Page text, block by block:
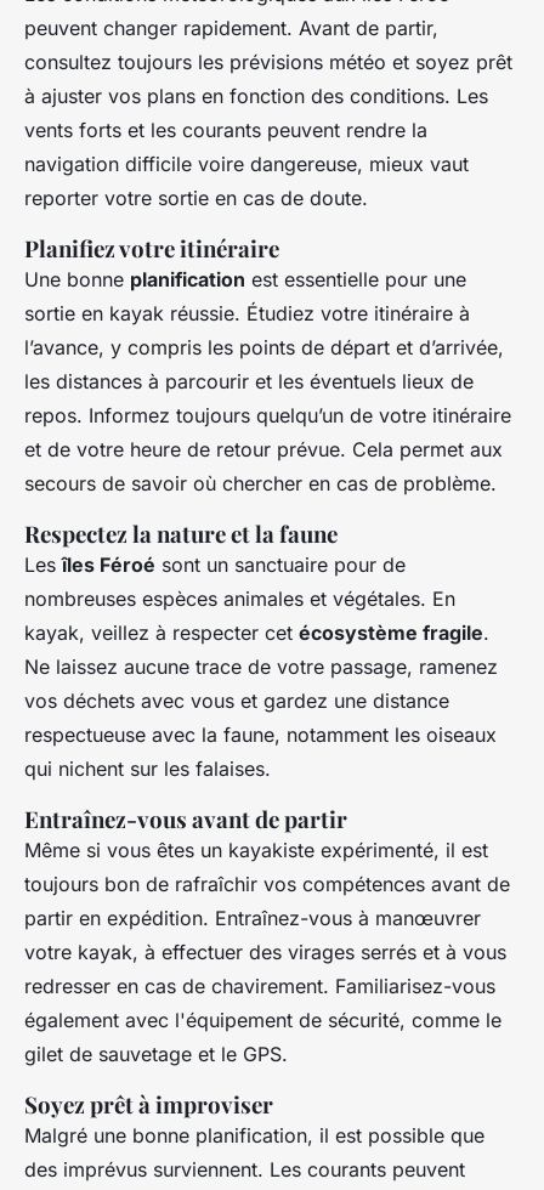
peuvent changer rapidement. Avant de partir,
consultez toujours les prévisions météo et soyez prêt
à ajuster vos plans en fonction des conditions. Les
vents forts et les courants peuvent rendre la
navigation difficile voire dangereuse, mieux vaut
reporter votre sortie en cas de doute.
Planifiez votre itinéraire
Une bonne planification est essentielle pour une
sortie en kayak réussie. Étudiez votre itinéraire à
l’avance, y compris les points de départ et d’arrivée,
les distances à parcourir et les éventuels lieux de
repos. Informez toujours quelqu’un de votre itinéraire
et de votre heure de retour prévue. Cela permet aux
secours de savoir où chercher en cas de problème.
Respectez la nature et la faune
Lesîles Féroé sont un sanctuaire pour de
nombreuses espèces animales et végétales. En
kayak, veillez à respecter cet écosystème fragile.
Ne laissez aucune trace de votre passage, ramenez
vos déchets avec vous et gardez une distance
respectueuse avec la faune, notamment les oiseaux
qui nichent sur les falaises.
Entraînez-vous avant de partir
Même si vous êtes un kayakiste expérimenté, il est
toujours bon de rafraîchir vos compétences avant de
partir en expédition. Entraînez-vous à manœuvrer
votre kayak, à effectuer des virages serrés et à vous
redresser en cas de chavirement. Familiarisez-vous
également avec l'équipement de sécurité, comme le
gilet de sauvetage et le GPS.
Soyez prêt à improviser
Malgré une bonne planification, il est possible que
des imprévus surviennent. Les courants peuvent